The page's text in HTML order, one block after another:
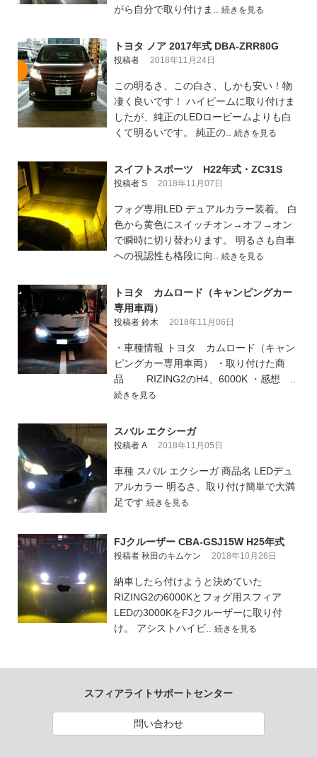
がら自分で取り付けま.. 続きを見る
トヨタ ノア 2017年式 DBA-ZRR80G
投稿者 2018年11月24日
この明るさ、この白さ、しかも安い！物
凄く良いです！ ハイビームに取り付けま
したが、純正のLEDロービームよりも白
くて明るいです。 純正の.. 続きを見る
スイフトスポーツ H22年式・ZC31S
投稿者 S 2018年11月07日
フォグ専用LED デュアルカラー装着。 白
色から黄色にスイッチオン→オフ→オン
で瞬時に切り替わります。 明るさも自車
への視認性も格段に向.. 続きを見る
トヨタ カムロード（キャンピングカー
専用車両）
投稿者 鈴木 2018年11月06日
・車種情報 トヨタ カムロード（キャン
ピングカー専用車両） ・取り付けた商
品 RIZING2のH4、6000K ・感想 ..
続きを見る
スバル エクシーガ
投稿者 A 2018年11月05日
車種 スバル エクシーガ 商品名 LEDデュ
アルカラー 明るさ、取り付け簡単で大満
足です 続きを見る
FJクルーザー CBA-GSJ15W H25年式
投稿者 秋田のキムケン 2018年10月26日
納車したら付けようと決めていた
RIZING2の6000Kとフォグ用スフィア
LEDの3000KをFJクルーザーに取り付
け。 アシストハイビ.. 続きを見る
スフィアライトサポートセンター
問い合わせ